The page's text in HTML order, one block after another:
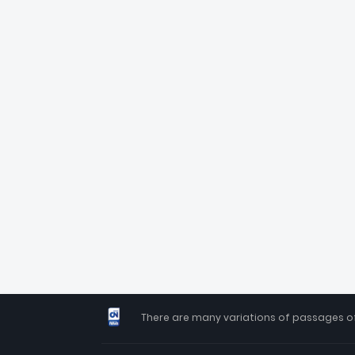
There are many variations of passages